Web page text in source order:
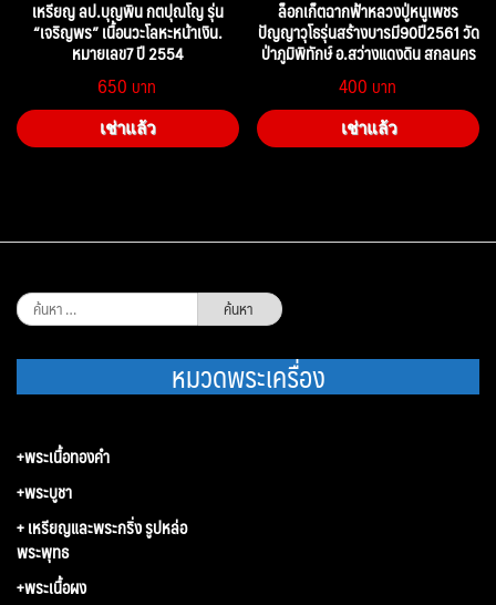
เหรียญ ลป.บุญพิน กตปุณโญ รุ่น
“เจริญพร” เนื้อนวะโลหะหน้าเงิน.
หมายเลข7 ปี 2554
650
เช่าแล้ว
ล็อกเก็ตฉากฟ้าหลวงปู่หนูเพชร
ปัญญาวุโธรุ่นสร้างบารมี90ปี2561 วัด
ป่าภูมิพิทักษ์ อ.สว่างแดงดิน สกลนคร
400
เช่าแล้ว
ค้นหา
สำหรับ:
หมวดพระเครื่อง
+พระเนื้อทองคำ
+พระบูชา
+ เหรียญและพระกริ่ง รูปหล่อ
พระพุทธ
+พระเนื้อผง